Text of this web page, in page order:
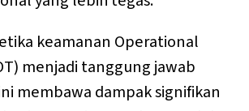
keamanan Operational
menjadi tanggung jawab
membawa dampak signifikan